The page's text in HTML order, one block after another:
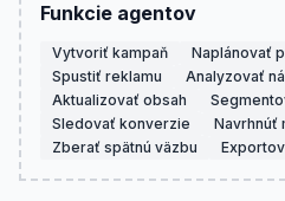
Funkcie agentov
Vytvoriť kampaň
Naplánovať
Spustiť reklamu
Analyzovať
Aktualizovať obsah
Sledovať konverzie
Navrhnúť
Zberať spätnú väzbu